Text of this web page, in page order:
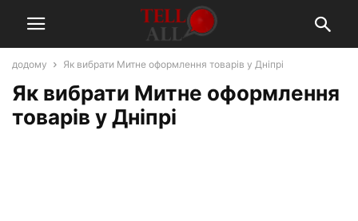
додому Як вибрати Митне оформлення товарів у Дніпрі
Як вибрати Митне оформлення
товарів у Дніпрі